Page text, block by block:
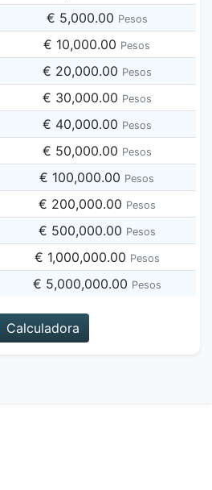
€ 5,000.00 Pesos
€ 10,000.00 Pesos
€ 20,000.00 Pesos
€ 30,000.00 Pesos
€ 40,000.00 Pesos
€ 50,000.00 Pesos
€ 100,000.00 Pesos
€ 200,000.00 Pesos
€ 500,000.00 Pesos
€ 1,000,000.00 Pesos
€ 5,000,000.00 Pesos
Calculadora